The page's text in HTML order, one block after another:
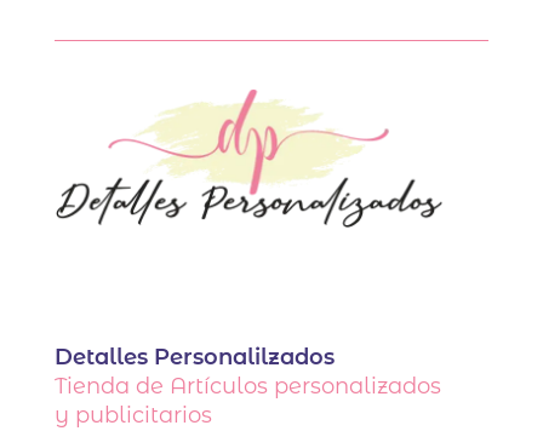
Detalles Personalilzados
Tienda de Artículos personalizados
y publicitarios